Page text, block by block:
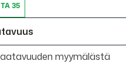
35
myymälästä